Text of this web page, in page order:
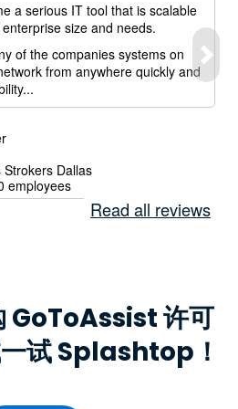
a serious IT tool that is scalable
size and needs.
of the companies systems on
from anywhere quickly and
Strokers Dallas
employees
Read all reviews
GoToAssist 许可
试 Splashtop！